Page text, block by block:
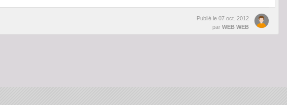
Publié le 07 oct. 2012
par WEB WEB